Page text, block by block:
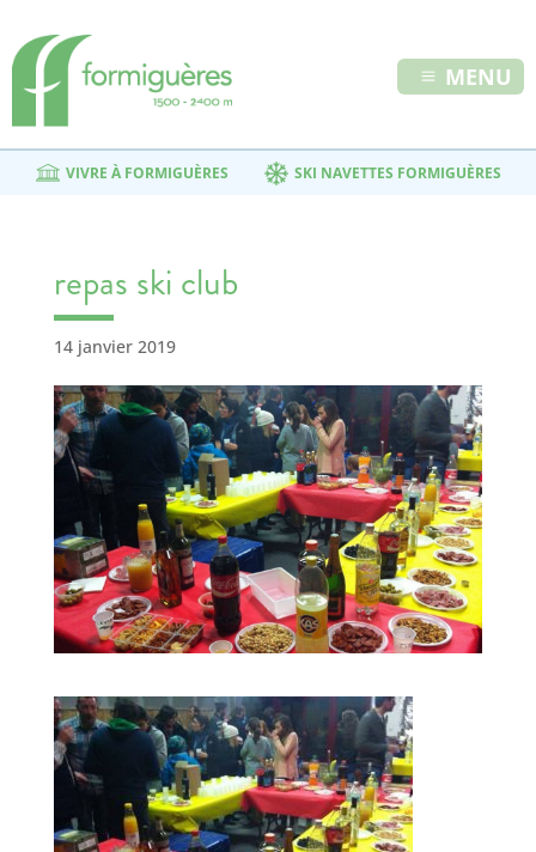
MENU
VIVRE À FORMIGUÈRES SKI NAVETTES FORMIGUÈRES
repas ski club
14 janvier 2019